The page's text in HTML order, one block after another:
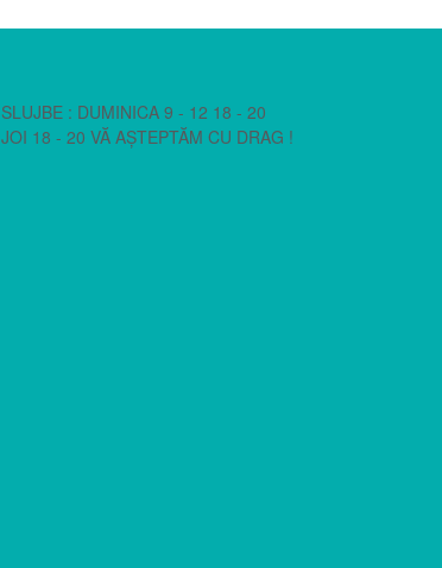
SLUJBE : DUMINICA 9 - 12 18 - 20
JOI 18 - 20 VĂ AȘTEPTĂM CU DRAG !